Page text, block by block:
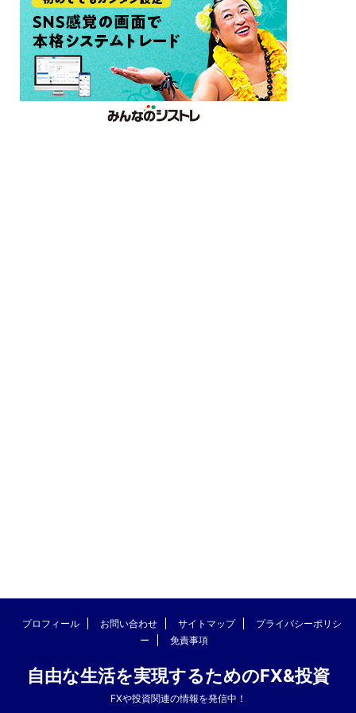
プロフィール お問い合わせ サイトマップ
プライバシーポリシ
ー
免責事項
自由な生活を実現するためのFX&投資
FXや投資関連の情報を発信中！